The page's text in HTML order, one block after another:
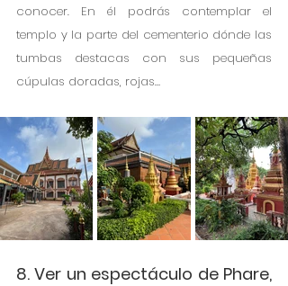
conocer. En él podrás contemplar el
templo y la parte del cementerio dónde las
tumbas destacas con sus pequeñas
cúpulas doradas, rojas…
8. Ver un espectáculo de Phare,